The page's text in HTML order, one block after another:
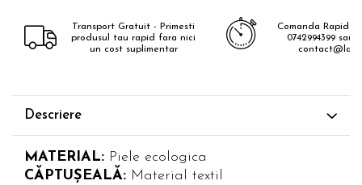
Transport Gratuit - Primesti
produsul tau rapid fara nici
un cost suplimentar
Comanda Rapid -
0742994399 sau
Descriere
MATERIAL: Piele ecologica
CĂPTUȘEALĂ: Material textil